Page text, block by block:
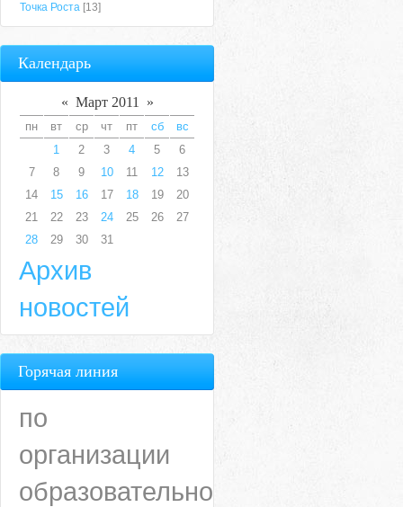
Точка Роста [13]
Календарь
« Март 2011 »
пн вт ср чт пт сб
вс
1
2 3 4 5
6
7
8 9 10 11 12
13
14
15 16 17 18 19
20
21
22 23 24 25 26
27
28
29 30 31
Архив
новостей
Горячая линия
по
организации
образовательного